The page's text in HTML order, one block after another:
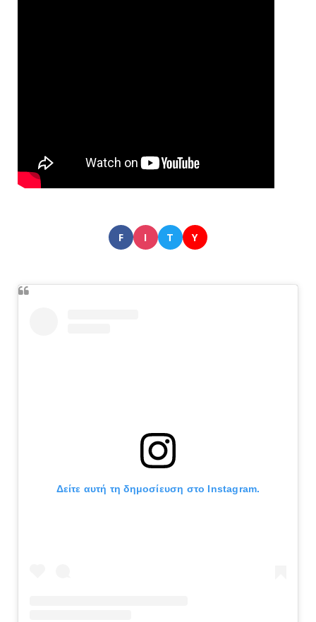
F I T Y
Δείτε αυτή τη δημοσίευση στο Instagram.